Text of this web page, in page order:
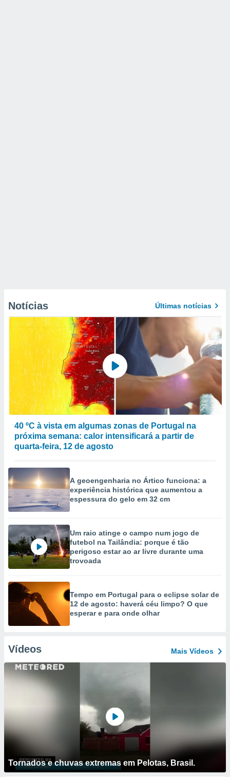
Notícias Últimas notícias
40 ºC à vista em algumas zonas de Portugal na
próxima semana: calor intensificará a partir de
quarta-feira, 12 de agosto
A geoengenharia no Ártico funciona: a
experiência histórica que aumentou a
espessura do gelo em 32 cm
Um raio atinge o campo num jogo de
futebol na Tailândia: porque é tão
perigoso estar ao ar livre durante uma
trovoada
Tempo em Portugal para o eclipse solar de
12 de agosto: haverá céu limpo? O que
esperar e para onde olhar
Vídeos Mais Vídeos
Tornados e chuvas extremas em Pelotas, Brasil.